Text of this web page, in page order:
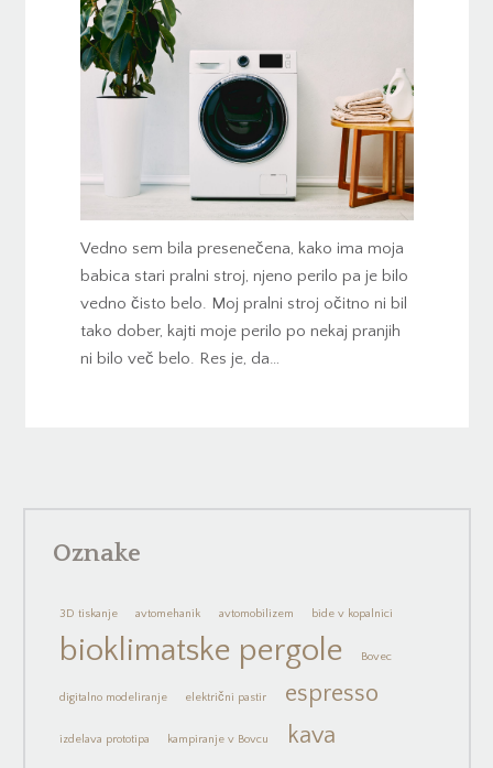
Vedno sem bila presenečena, kako ima moja
babica stari pralni stroj, njeno perilo pa je bilo
vedno čisto belo. Moj pralni stroj očitno ni bil
tako dober, kajti moje perilo po nekaj pranjih
ni bilo več belo. Res je, da…
Oznake
3D tiskanje avtomehanik avtomobilizem bide v kopalnici
bioklimatske pergole Bovec
digitalno modeliranje električni pastir espresso
izdelava prototipa kampiranje v Bovcu kava